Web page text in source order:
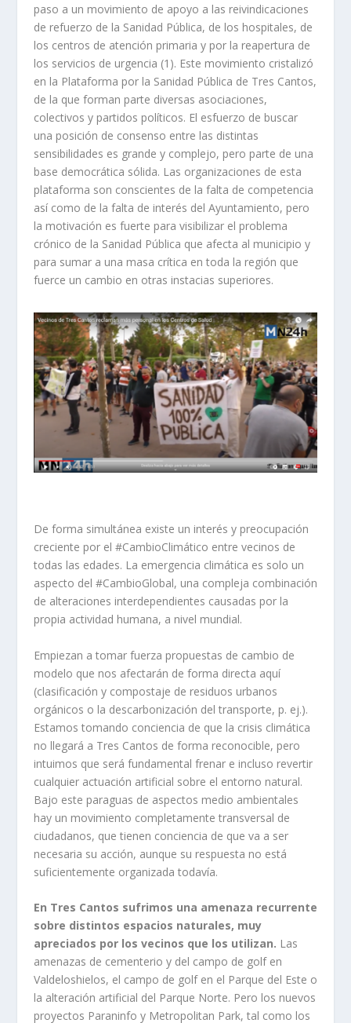
paso a un movimiento de apoyo a las reivindicaciones
de refuerzo de la Sanidad Pública, de los hospitales, de
los centros de atención primaria y por la reapertura de
los servicios de urgencia (1). Este movimiento cristalizó
en la Plataforma por la Sanidad Pública de Tres Cantos,
de la que forman parte diversas asociaciones,
colectivos y partidos políticos. El esfuerzo de buscar
una posición de consenso entre las distintas
sensibilidades es grande y complejo, pero parte de una
base democrática sólida. Las organizaciones de esta
plataforma son conscientes de la falta de competencia
así como de la falta de interés del Ayuntamiento, pero
la motivación es fuerte para visibilizar el problema
crónico de la Sanidad Pública que afecta al municipio y
para sumar a una masa crítica en toda la región que
fuerce un cambio en otras instacias superiores.
De forma simultánea existe un interés y preocupación
creciente por el #CambioClimático entre vecinos de
todas las edades. La emergencia climática es solo un
aspecto del #CambioGlobal, una compleja combinación
de alteraciones interdependientes causadas por la
propia actividad humana, a nivel mundial.
Empiezan a tomar fuerza propuestas de cambio de
modelo que nos afectarán de forma directa aquí
(clasificación y compostaje de residuos urbanos
orgánicos o la descarbonización del transporte, p. ej.).
Estamos tomando conciencia de que la crisis climática
no llegará a Tres Cantos de forma reconocible, pero
intuimos que será fundamental frenar e incluso revertir
cualquier actuación artificial sobre el entorno natural.
Bajo este paraguas de aspectos medio ambientales
hay un movimiento completamente transversal de
ciudadanos, que tienen conciencia de que va a ser
necesaria su acción, aunque su respuesta no está
suficientemente organizada todavía.
En Tres Cantos sufrimos una amenaza recurrente
sobre distintos espacios naturales, muy
apreciados por los vecinos que los utilizan. Las
amenazas de cementerio y del campo de golf en
Valdeloshielos, el campo de golf en el Parque del Este o
la alteración artificial del Parque Norte. Pero los nuevos
proyectos Paraninfo y Metropolitan Park, tal como los